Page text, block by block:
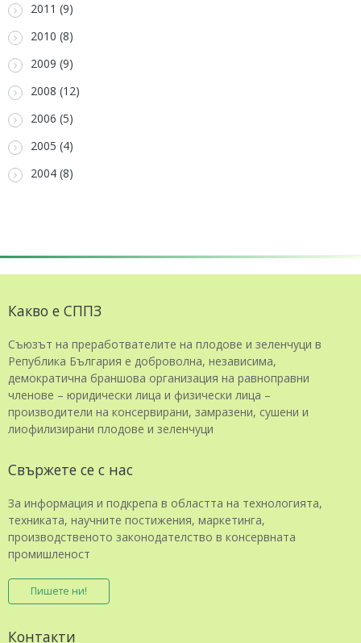
2011 (9)
2010 (8)
2009 (9)
2008 (12)
2006 (5)
2005 (4)
2004 (8)
Какво е СППЗ
Съюзът на преработвателите на плодове и зеленчуци в
Република България е доброволна, независима,
демократична браншова организация на равноправни
членове – юридически лица и физически лица –
производители на консервирани, замразени, сушени и
лиофилизирани плодове и зеленчуци
Свържете се с нас
За информация и подкрепа в областта на технологията,
техниката, научните постижения, маркетинга,
производственото законодателство в консервната
промишленост
Пишете ни!
Контакти